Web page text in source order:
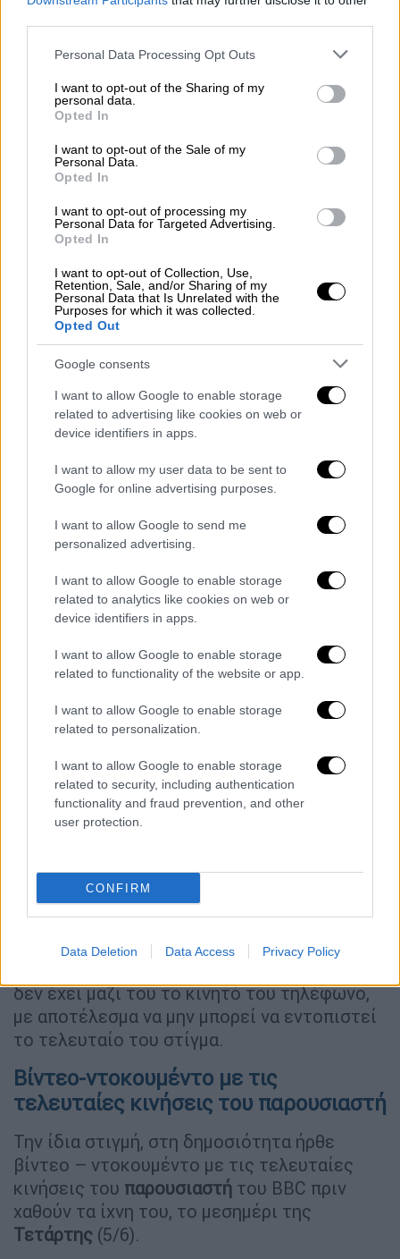
Please note that this website/app uses one or more Google
not limited to your visit or usage behaviour. You may click to
grant or deny consent to Google and its third-party tags to
use your data for below specified purposes in below Google
consent section.
Personal Data Processing Opt Outs
I want to opt-out of the Sharing of my
personal data.
Opted In
I want to opt-out of the Sale of my
Personal Data.
Opted In
I want to opt-out of processing my
Personal Data for Targeted Advertising.
Opted In
I want to opt-out of Collection, Use,
Retention, Sale, and/or Sharing of my
Personal Data that Is Unrelated with the
Purposes for which it was collected.
Opted Out
Google consents
I want to allow Google to enable storage
related to advertising like cookies on web or
device identifiers in apps.
I want to allow my user data to be sent to
Google for online advertising purposes.
I want to allow Google to send me
personalized advertising.
I want to allow Google to enable storage
related to analytics like cookies on web or
device identifiers in apps.
I want to allow Google to enable storage
related to functionality of the website or app.
I want to allow Google to enable storage
related to personalization.
I want to allow Google to enable storage
related to security, including authentication
functionality and fraud prevention, and other
user protection.
CONFIRM
Data Deletion Data Access Privacy Policy
στην απολογία του ο 39χρονος
Φωτογραφίες ντοκουμέντο από κάμερες
ασφαλείας, δείχνουν τον παρουσιαστή του
BBC σε αστικό περιβάλλον, κρατώντας
ομπρέλα, αρκετά μακριά από το σημείο που
διεξάγονται οι έρευνες για την εξαφάνισή
του. Αυτό σημαίνει πως ο Μόσλεϊ
κατάφερε
να διασχίσει το μονοπάτι με ασφάλεια.
Όπως μεταδίδει το MEGA, αυτό δείχνει πως
Μόσλεϊήταν ζωντανός αρκετές ώρες από
τη στιγμή που οι αρχές εκτιμούν πως
εξαφανίστηκε. Είχε προηγηθεί μαρτυρία
γυναίκας, η οποία ανέφερε πως είδε τον
παρουσιαστή περίπου μία ώρα αφότου έφυγε
.
Δείτε τη φωτογραφία ντοκουμέντο
Φωτογραφία ντοκουμέντο του Μάικλ Μόσλεϊ/MEGA TV
δεν έχει μαζί του το κινητό του τηλέφωνο,
με αποτέλεσμα να μην μπορεί να εντοπιστεί
το τελευταίο του στίγμα.
Bίντεο-ντοκουμέντο με τις
τελευταίες κινήσεις του παρουσιαστή
Την ίδια στιγμή, στη δημοσιότητα ήρθε
βίντεο – ντοκουμέντο με τις τελευταίες
κινήσεις του παρουσιαστή του BBC πριν
χαθούν τα ίχνη του, το μεσημέρι της
Τετάρτης (5/6).